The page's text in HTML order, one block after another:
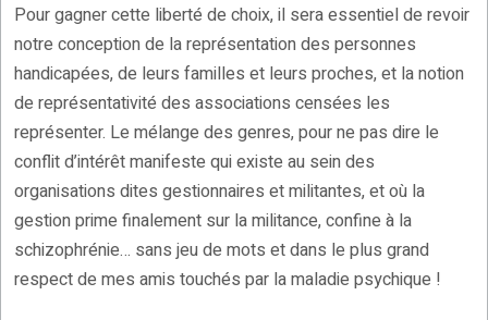
Pour gagner cette liberté de choix, il sera essentiel de revoir
notre conception de la représentation des personnes
handicapées, de leurs familles et leurs proches, et la notion
de représentativité des associations censées les
représenter. Le mélange des genres, pour ne pas dire le
conflit d’intérêt manifeste qui existe au sein des
organisations dites gestionnaires et militantes, et où la
gestion prime finalement sur la militance, confine à la
schizophrénie… sans jeu de mots et dans le plus grand
respect de mes amis touchés par la maladie psychique !